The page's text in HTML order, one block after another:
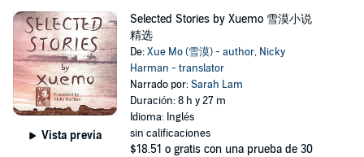
Vista previa
Selected Stories by Xuemo 雪漠小说
精选
De:Xue Mo (雪漠) - author, Nicky
Harman - translator
Narrado por:Sarah Lam
Duración: 8 h y 27 m
Idioma: Inglés
sin calificaciones
$18.51 o gratis con una prueba de 30